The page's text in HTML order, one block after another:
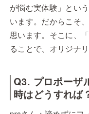
が悩む実体験」とい
います。だからこそ
思います。そこに、
ることで、オリジナ
Q3. プロポーザ
時はどうすれば